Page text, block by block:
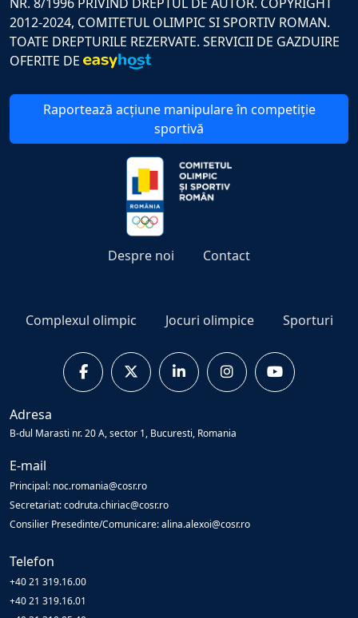
2012-2024, COMITETUL OLIMPIC SI SPORTIV ROMAN.
TOATE DREPTURILE REZERVATE. SERVICII DE GAZDUIRE
OFERITE DE
Raportează acțiune manipulare în competiție
sportivă
Despre noi Contact
Complexul olimpic Jocuri olimpice Sporturi
Adresa
B-dul Marasti nr. 20 A, sector 1, Bucuresti, Romania
E-mail
Principal: noc.romania@cosr.ro
Secretariat: codruta.chiriac@cosr.ro
Consilier Presedinte/Comunicare: alina.alexoi@cosr.ro
Telefon
+40 21 319.16.00
+40 21 319.16.01